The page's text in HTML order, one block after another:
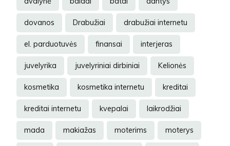
dovanos Drabužiai drabužiai internetu
el. parduotuvės finansai interjeras
juvelyrika juvelyriniai dirbiniai Kelionės
kosmetika kosmetika internetu kreditai
kreditai internetu kvepalai laikrodžiai
mada makiažas moterims moterys